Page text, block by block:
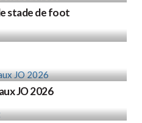
stade de foot
JO 2026